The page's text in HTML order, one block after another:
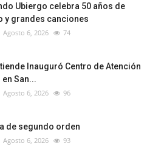
Ubiergo celebra 50 años de
y grandes canciones
Agosto 6, 2026 74
Inauguró Centro de Atención
San...
Agosto 6, 2026 96
de segundo orden
Agosto 6, 2026 93